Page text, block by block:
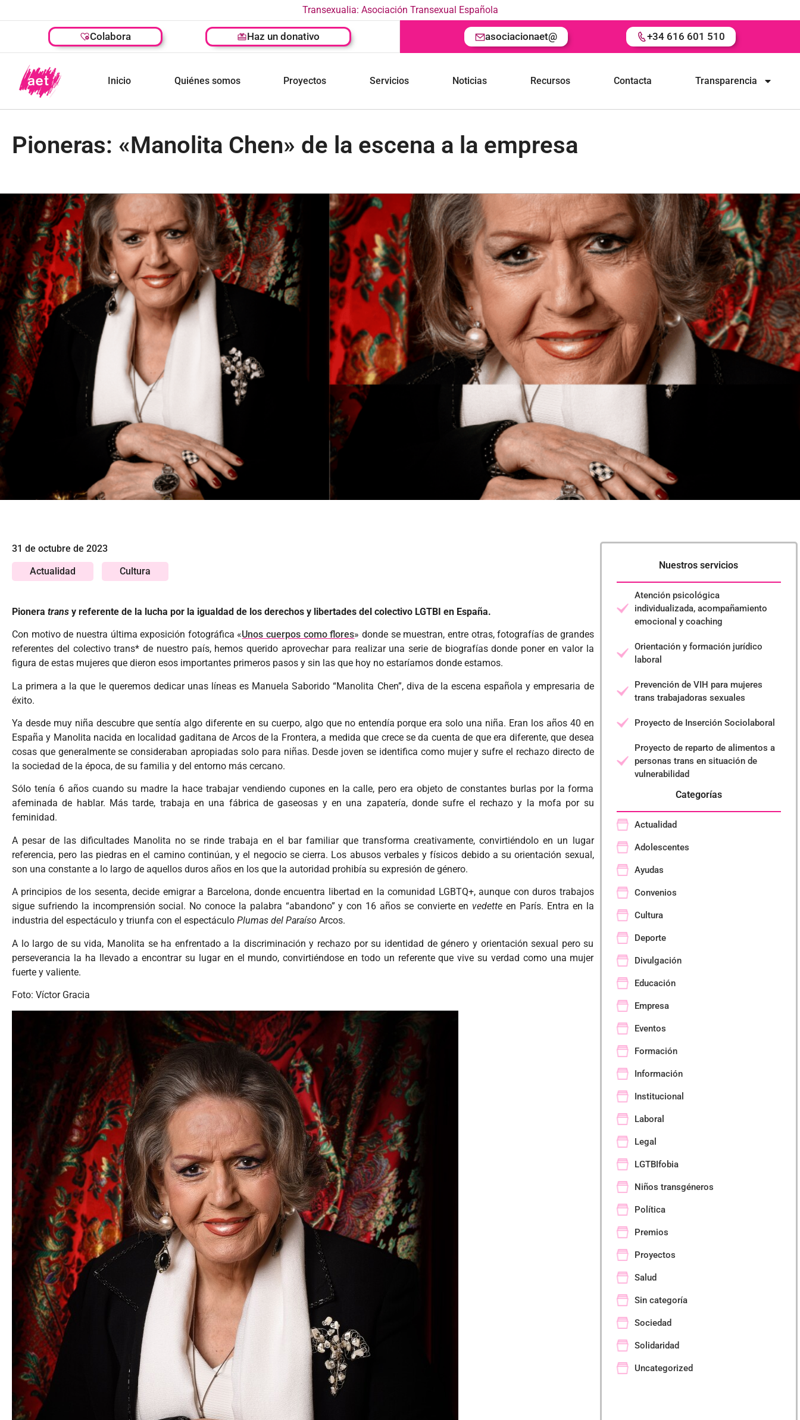
Transexualia: Asociación Transexual Española
Inicio Quiénes somos Proyectos Servicios Noticias Recursos Contacta Transparencia
Colabora Haz un donativo asociacionaet@ +34 616 601 510
Pioneras: «Manolita Chen» de la escena a la empresa
31 de octubre de 2023
Actualidad
Cultura
Pionera trans y referente de la lucha por la igualdad de los derechos y libertades del colectivo LGTBI en España.
Con motivo de nuestra última exposición fotográfica «Unos cuerpos como flores» donde se muestran, entre otras, fotografías de grandes
referentes del colectivo trans* de nuestro país, hemos querido aprovechar para realizar una serie de biografías donde poner en valor la
figura de estas mujeres que dieron esos importantes primeros pasos y sin las que hoy no estaríamos donde estamos.
La primera a la que le queremos dedicar unas líneas es Manuela Saborido “Manolita Chen”, diva de la escena española y empresaria de
éxito.
Ya desde muy niña descubre que sentía algo diferente en su cuerpo, algo que no entendía porque era solo una niña. Eran los años 40 en
España y Manolita nacida en localidad gaditana de Arcos de la Frontera, a medida que crece se da cuenta de que era diferente, que desea
cosas que generalmente se consideraban apropiadas solo para niñas. Desde joven se identifica como mujer y sufre el rechazo directo de
la sociedad de la época, de su familia y del entorno más cercano.
Sólo tenía 6 años cuando su madre la hace trabajar vendiendo cupones en la calle, pero era objeto de constantes burlas por la forma
afeminada de hablar. Más tarde, trabaja en una fábrica de gaseosas y en una zapatería, donde sufre el rechazo y la mofa por su
feminidad.
A pesar de las dificultades Manolita no se rinde trabaja en el bar familiar que transforma creativamente, convirtiéndolo en un lugar
referencia, pero las piedras en el camino continúan, y el negocio se cierra. Los abusos verbales y físicos debido a su orientación sexual,
son una constante a lo largo de aquellos duros años en los que la autoridad prohibía su expresión de género.
A principios de los sesenta, decide emigrar a Barcelona, donde encuentra libertad en la comunidad LGBTQ+, aunque con duros trabajos
sigue sufriendo la incomprensión social. No conoce la palabra “abandono” y con 16 años se convierte en vedetteen París. Entra en la
industria del espectáculo y triunfa con el espectáculo Plumas del Paraíso Arcos.
A lo largo de su vida, Manolita se ha enfrentado a la discriminación y rechazo por su identidad de género y orientación sexual pero su
perseverancia la ha llevado a encontrar su lugar en el mundo, convirtiéndose en todo un referente que vive su verdad como una mujer
fuerte y valiente.
Foto: Víctor Gracia
Nuestros servicios
Atención psicológica
individualizada, acompañamiento
emocional y coaching
Orientación y formación jurídico
laboral
Prevención de VIH para mujeres
trans trabajadoras sexuales
Proyecto de Inserción Sociolaboral
Proyecto de reparto de alimentos a
personas trans en situación de
vulnerabilidad
Categorías
Actualidad
Adolescentes
Ayudas
Convenios
Cultura
Deporte
Divulgación
Educación
Empresa
Eventos
Formación
Información
Institucional
Laboral
Legal
LGTBIfobia
Niños transgéneros
Política
Premios
Proyectos
Salud
Sin categoría
Sociedad
Solidaridad
Uncategorized